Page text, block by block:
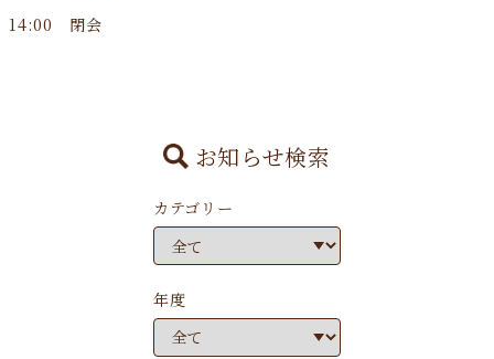
14:00
閉会
お知らせ検索
カテゴリー
年度